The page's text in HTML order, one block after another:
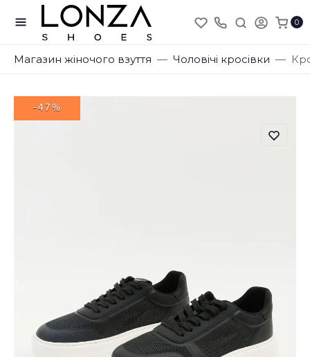
0
Магазин жіночого взуття Чоловічі кросівки
-47%